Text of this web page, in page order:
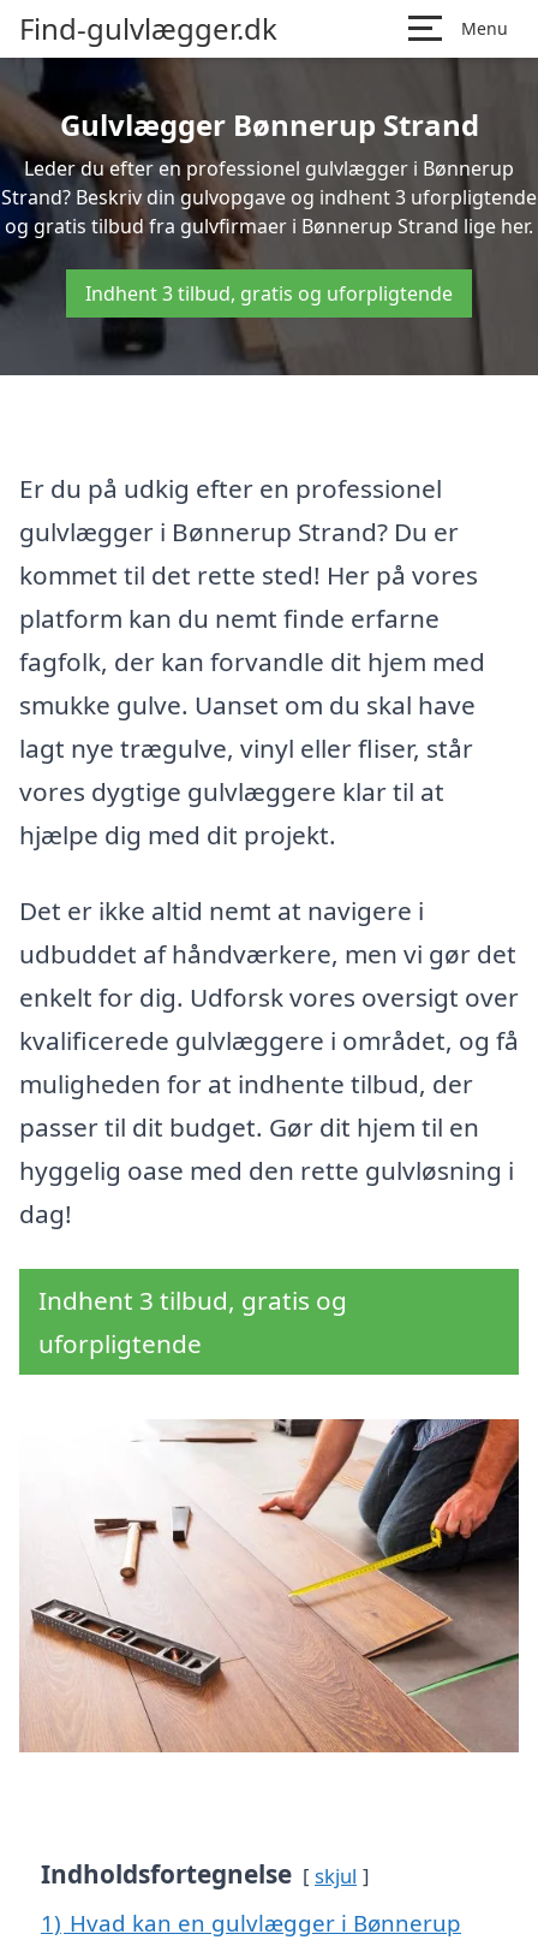
Find-gulvlægger.dk Menu
Gulvlægger Bønnerup Strand
Leder du efter en professionel gulvlægger i Bønnerup
Strand? Beskriv din gulvopgave og indhent 3 uforpligtende
og gratis tilbud fra gulvfirmaer i Bønnerup Strand lige her.
Indhent 3 tilbud, gratis og uforpligtende
Er du på udkig efter en professionel
gulvlægger i Bønnerup Strand? Du er
kommet til det rette sted! Her på vores
platform kan du nemt finde erfarne
fagfolk, der kan forvandle dit hjem med
smukke gulve. Uanset om du skal have
lagt nye trægulve, vinyl eller fliser, står
vores dygtige gulvlæggere klar til at
hjælpe dig med dit projekt.
Det er ikke altid nemt at navigere i
udbuddet af håndværkere, men vi gør det
enkelt for dig. Udforsk vores oversigt over
kvalificerede gulvlæggere i området, og få
muligheden for at indhente tilbud, der
passer til dit budget. Gør dit hjem til en
hyggelig oase med den rette gulvløsning i
dag!
Indhent 3 tilbud, gratis og
uforpligtende
Indholdsfortegnelse skjul
1) Hvad kan en gulvlægger i Bønnerup